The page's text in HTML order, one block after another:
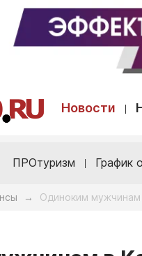
Новости
ПРОтуризм График
→ Одиноким мужчинам